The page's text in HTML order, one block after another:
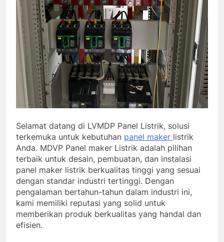
Selamat datang di LVMDP Panel Listrik, solusi
terkemuka untuk kebutuhan panel maker listrik
Anda. MDVP Panel maker Listrik adalah pilihan
terbaik untuk desain, pembuatan, dan instalasi
panel maker listrik berkualitas tinggi yang sesuai
dengan standar industri tertinggi. Dengan
pengalaman bertahun-tahun dalam industri ini,
kami memiliki reputasi yang solid untuk
memberikan produk berkualitas yang handal dan
efisien.